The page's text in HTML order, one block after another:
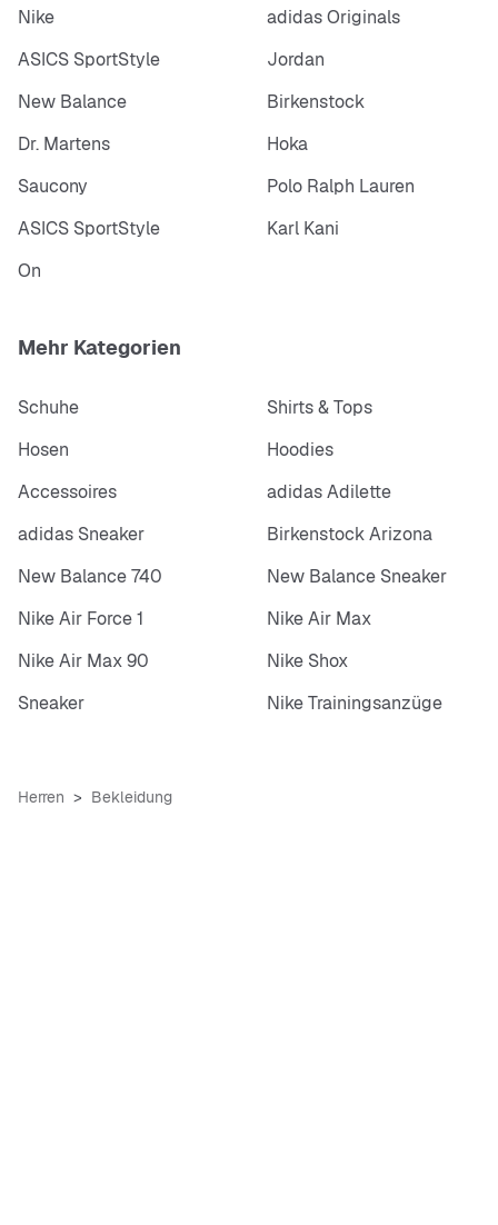
Nike
adidas Originals
ASICS SportStyle
Jordan
New Balance
Birkenstock
Dr. Martens
Hoka
Saucony
Polo Ralph Lauren
ASICS SportStyle
Karl Kani
On
Mehr Kategorien
Schuhe
Shirts & Tops
Hosen
Hoodies
Accessoires
adidas Adilette
adidas Sneaker
Birkenstock Arizona
New Balance 740
New Balance Sneaker
Nike Air Force 1
Nike Air Max
Nike Air Max 90
Nike Shox
Sneaker
Nike Trainingsanzüge
Herren Bekleidung